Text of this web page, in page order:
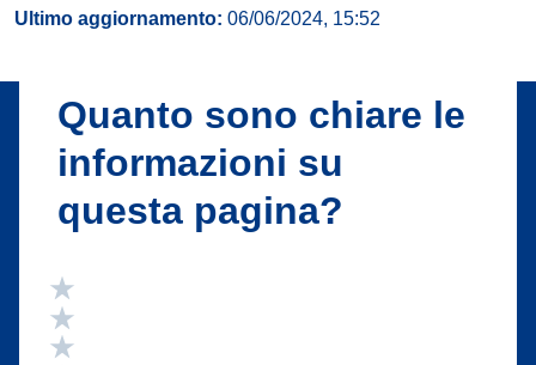
Ultimo aggiornamento: 06/06/2024, 15:52
Quanto sono chiare le
informazioni su
questa pagina?
Valuta 5 stelle su 5
Valuta 4 stelle su 5